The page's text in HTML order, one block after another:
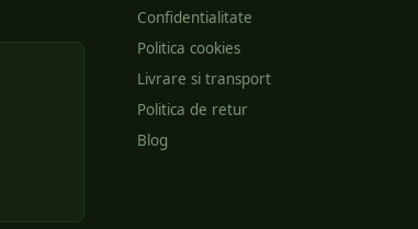
Confidentialitate
Politica cookies
Livrare si transport
Politica de retur
Blog